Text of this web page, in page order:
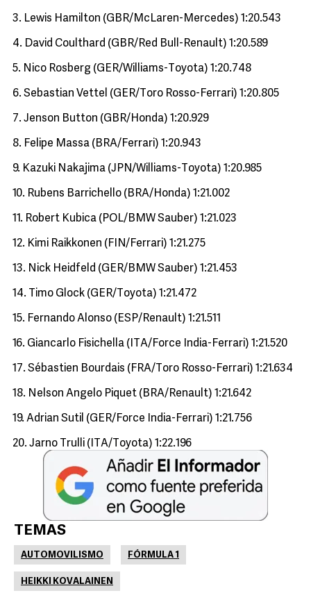
3. Lewis Hamilton (GBR/McLaren-Mercedes) 1:20.543
4. David Coulthard (GBR/Red Bull-Renault) 1:20.589
5. Nico Rosberg (GER/Williams-Toyota) 1:20.748
6. Sebastian Vettel (GER/Toro Rosso-Ferrari) 1:20.805
7. Jenson Button (GBR/Honda) 1:20.929
8. Felipe Massa (BRA/Ferrari) 1:20.943
9. Kazuki Nakajima (JPN/Williams-Toyota) 1:20.985
10. Rubens Barrichello (BRA/Honda) 1:21.002
11. Robert Kubica (POL/BMW Sauber) 1:21.023
12. Kimi Raikkonen (FIN/Ferrari) 1:21.275
13. Nick Heidfeld (GER/BMW Sauber) 1:21.453
14. Timo Glock (GER/Toyota) 1:21.472
15. Fernando Alonso (ESP/Renault) 1:21.511
16. Giancarlo Fisichella (ITA/Force India-Ferrari) 1:21.520
17. Sébastien Bourdais (FRA/Toro Rosso-Ferrari) 1:21.634
18. Nelson Angelo Piquet (BRA/Renault) 1:21.642
19. Adrian Sutil (GER/Force India-Ferrari) 1:21.756
20. Jarno Trulli (ITA/Toyota) 1:22.196
TEMAS
AUTOMOVILISMO FÓRMULA 1
HEIKKI KOVALAINEN